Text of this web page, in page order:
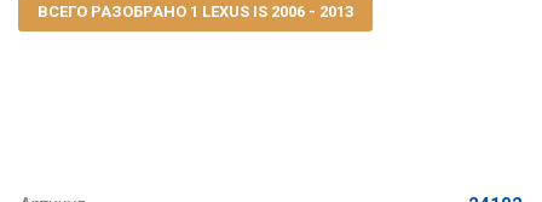
ВСЕГО РАЗОБРАНО 1 LEXUS IS 2006 - 2013